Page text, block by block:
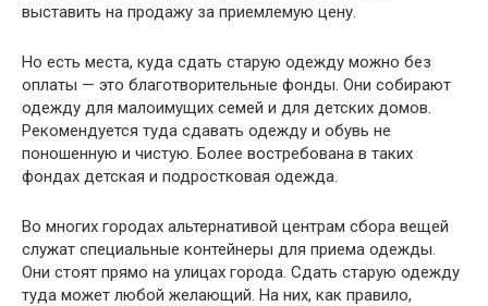
выставить на продажу за приемлемую цену.
Но есть места, куда сдать старую одежду можно без
оплаты — это благотворительные фонды. Они собирают
одежду для малоимущих семей и для детских домов.
Рекомендуется туда сдавать одежду и обувь не
поношенную и чистую. Более востребована в таких
фондах детская и подростковая одежда.
Во многих городах альтернативой центрам сбора вещей
служат специальные контейнеры для приема одежды.
Они стоят прямо на улицах города. Сдать старую одежду
туда может любой желающий. На них, как правило,